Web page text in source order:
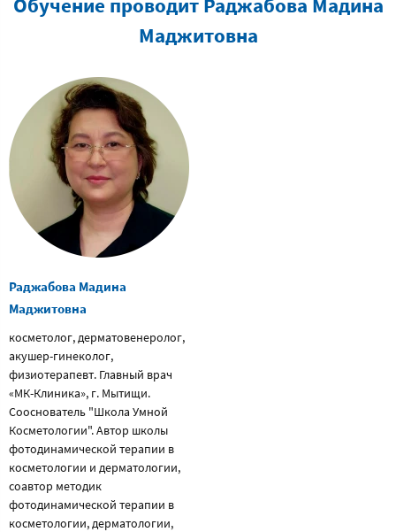
Маджитовна
Раджабова Мадина
Маджитовна
косметолог, дерматовенеролог,
акушер-гинеколог,
физиотерапевт. Главный врач
«МК-Клиника», г. Мытищи.
Сооснователь "Школа Умной
Косметологии". Автор школы
фотодинамической терапии в
косметологии и дерматологии,
соавтор методик
фотодинамической терапии в
косметологии, дерматологии,